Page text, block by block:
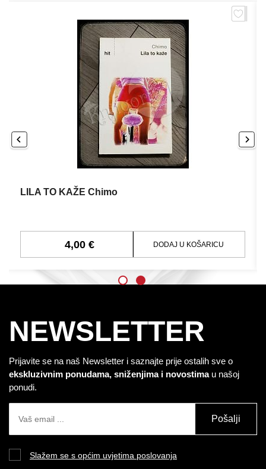
LILA TO KAŽE Chimo
4,00 € DODAJ U KOŠARICU
NEWSLETTER
Prijavite se na naš Newsletter i saznajte prije ostalih sve o
ekskluzivnim ponudama, sniženjima i novostimau našoj
ponudi.
Pošalji
Slažem se s općim uvjetima poslovanja